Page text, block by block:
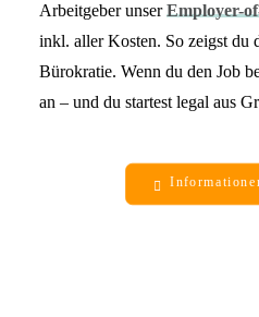
Arbeitgeber unserEmployer-
inkl. aller Kosten. So zeigst du
Bürokratie. Wenn du den Job
an – und du startest legal aus